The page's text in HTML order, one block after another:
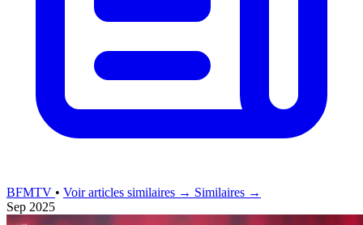
BFMTV • Voir articles similaires → Similaires →
Sep 2025